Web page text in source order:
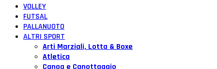
VOLLEY
FUTSAL
PALLANUOTO
ALTRI SPORT
Arti Marziali, Lotta & Boxe
Atletica
Canoa e Canottaggio